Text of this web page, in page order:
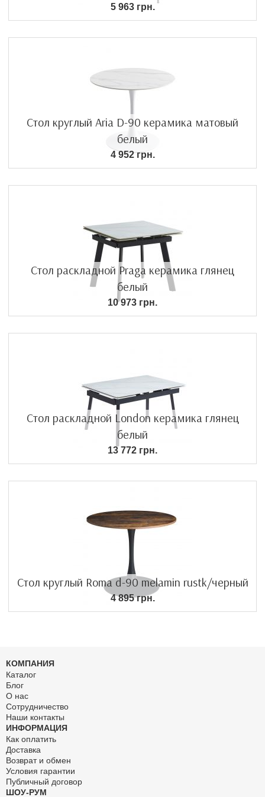
5 963 грн.
Стол круглый Aria D-90 керамика матовый
белый
4 952 грн.
Стол раскладной Praga керамика глянец
белый
10 973 грн.
Стол раскладной London керамика глянец
белый
13 772 грн.
Стол круглый Roma d-90 melamin rustk/черный
4 895 грн.
КОМПАНИЯ
Каталог
Блог
О нас
Сотрудничество
Наши контакты
ИНФОРМАЦИЯ
Как оплатить
Доставка
Возврат и обмен
Условия гарантии
Публичный договор
ШОУ-РУМ